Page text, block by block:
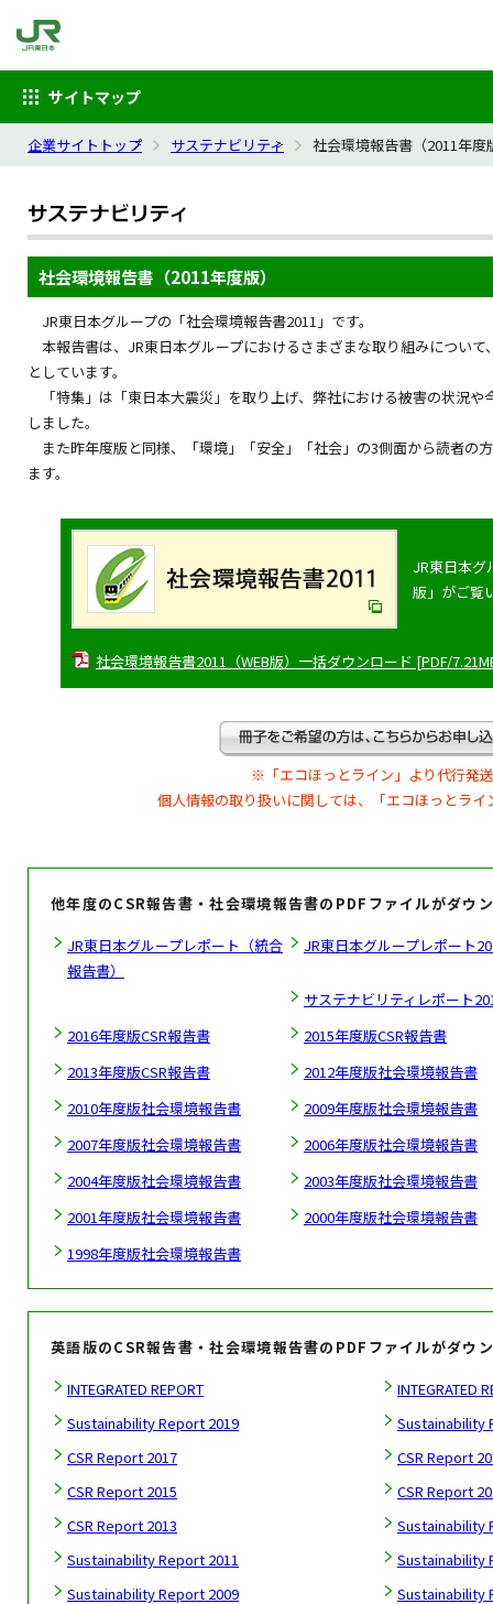
サイトマップ
企業サイトトップ サステナビリティ 社会環境報告書（2011年度
社会環境報告書（2011年度版）
JR東日本グループの「社会環境報告書2011」です。
本報告書は、JR東日本グループにおけるさまざまな取り組みについ
としています。
「特集」は「東日本大震災」を取り上げ、弊社における被害の状況
しました。
また昨年度版と同様、「環境」「安全」「社会」の3側面から読者の
ます。
JR東日本グ
版」がご覧
社会環境報告書2011（WEB版）一括ダウンロード [PDF/
※「エコほっとライン」より代行発
個人情報の取り扱いに関しては、「エコほっとラ
他年度のCSR報告書・社会環境報告書のPDFファイルがダウ
JR東日本グループレポート（統合
報告書）
JR東日本グループレポート
サステナビリティレポート
2016年度版CSR報告書
2015年度版CSR報告書
2013年度版CSR報告書
2012年度版社会環境報告書
2010年度版社会環境報告書
2009年度版社会環境報告書
2007年度版社会環境報告書
2006年度版社会環境報告書
2004年度版社会環境報告書
2003年度版社会環境報告書
2001年度版社会環境報告書
2000年度版社会環境報告書
1998年度版社会環境報告書
英語版のCSR報告書・社会環境報告書のPDFファイルがダウ
INTEGRATED REPORT
INTEGRATED
Sustainability Report 2019
Sustainability
CSR Report 2017
CSR Report
CSR Report 2015
CSR Report
CSR Report 2013
Sustainability
Sustainability Report 2011
Sustainability
Sustainability Report 2009
Sustainability